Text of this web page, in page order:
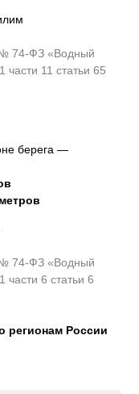
74-ФЗ «Водный
части 11 статьи 65
берега —
74-ФЗ «Водный
части 6 статьи 6
регионам России